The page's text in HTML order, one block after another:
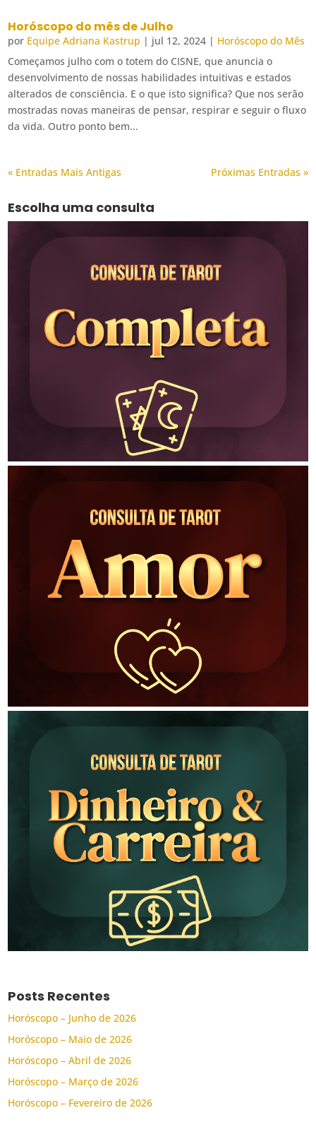
Horóscopo do mês de Julho
por Equipe Adriana Kastrup | jul 12, 2024 | Horóscopo do Mês
Começamos julho com o totem do CISNE, que anuncia o
desenvolvimento de nossas habilidades intuitivas e estados
alterados de consciência. E o que isto significa? Que nos serão
mostradas novas maneiras de pensar, respirar e seguir o fluxo
da vida. Outro ponto bem...
« Entradas Mais Antigas Próximas Entradas »
Escolha uma consulta
Posts Recentes
Horóscopo – Junho de 2026
Horóscopo – Maio de 2026
Horóscopo – Abril de 2026
Horóscopo – Março de 2026
Horóscopo – Fevereiro de 2026